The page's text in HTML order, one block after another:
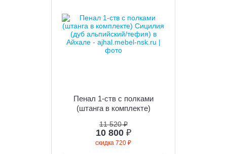
Пенал 1-ств с полками
(штанга в комплекте)
тефия)
11 520 ₽
10 800 ₽
скидка 720 ₽